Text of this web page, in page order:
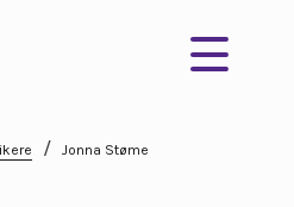
/ Jonna Støme